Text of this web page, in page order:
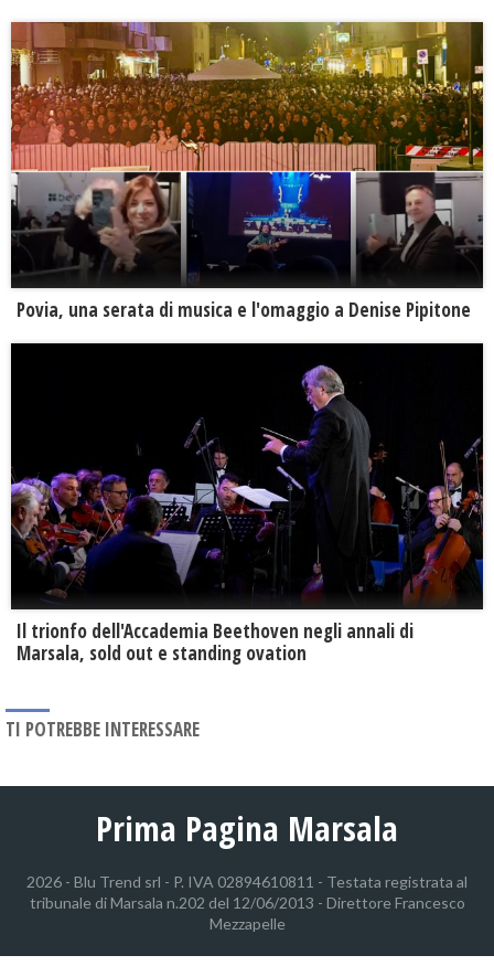
Povia, una serata di musica e l'omaggio a Denise Pipitone
Il trionfo dell'Accademia Beethoven negli annali di
Marsala, sold out e standing ovation
TI POTREBBE INTERESSARE
Prima Pagina Marsala
2026 - Blu Trend srl - P. IVA 02894610811 - Testata registrata al
tribunale di Marsala n.202 del 12/06/2013 - Direttore Francesco
Mezzapelle